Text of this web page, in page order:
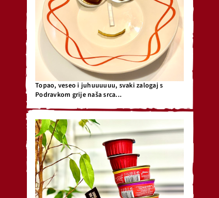
Topao, veseo i juhuuuuuu, svaki zalogaj s
Podravkom grije naša srca...